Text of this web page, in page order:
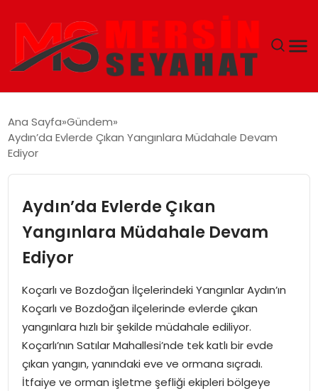
EKONOMI
TEKNOLOJI
GÜNCEL
Ana Sayfa Gündem
Aydın’da Evlerde Çıkan Yangınlara Müdahale Devam
Ediyor
Aydın’da Evlerde Çıkan
Yangınlara Müdahale Devam
Ediyor
Koçarlı ve Bozdoğan İlçelerindeki Yangınlar Aydın’ın
Koçarlı ve Bozdoğan ilçelerinde evlerde çıkan
yangınlara hızlı bir şekilde müdahale ediliyor.
Koçarlı’nın Satılar Mahallesi’nde tek katlı bir evde
çıkan yangın, yanındaki eve ve ormana sıçradı.
İtfaiye ve orman işletme şefliği ekipleri bölgeye